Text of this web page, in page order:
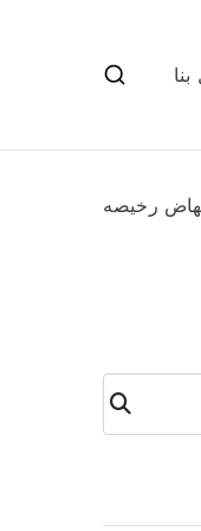
رخيصه
البحث